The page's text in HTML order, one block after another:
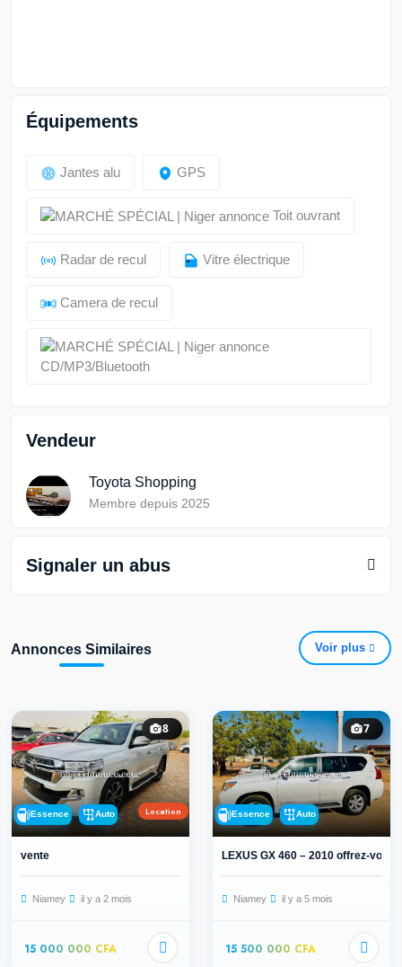
Équipements
Jantes alu GPS
Toit ouvrant
Radar de recul Vitre électrique
Camera de recul
CD/MP3/Bluetooth
Vendeur
Toyota Shopping
Membre depuis 2025
Signaler un abus
Annonces Similaires Voir plus
8
Essence Auto Location
vente
Niamey il y a 2 mois
15 000 000 CFA
7
Essence Auto
LEXUS GX 460 – 2010 offrez-vous
Niamey il y a 5 mois
15 500 000 CFA